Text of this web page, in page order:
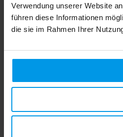
Verwendung unserer Website
führen diese Informationen
die sie im Rahmen Ihrer